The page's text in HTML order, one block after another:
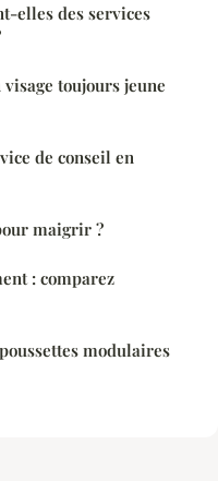
elles des services
toujours jeune
de conseil en
maigrir ?
: comparez
modulaires